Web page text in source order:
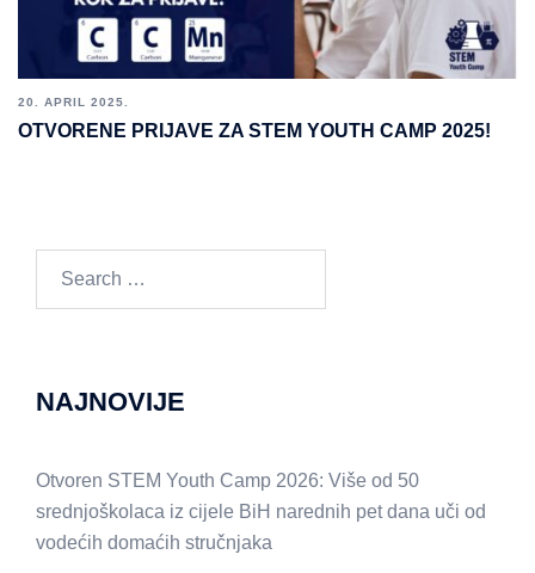
20. APRIL 2025.
OTVORENE PRIJAVE ZA STEM YOUTH CAMP 2025!
NAJNOVIJE
Otvoren STEM Youth Camp 2026: Više od 50
srednjoškolaca iz cijele BiH narednih pet dana uči od
vodećih domaćih stručnjaka